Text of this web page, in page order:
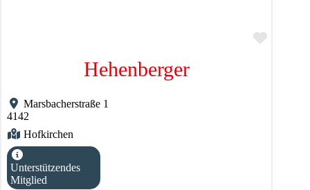
Favorit
Hehenberger
Marsbacherstraße 1
4142
Hofkirchen
Unterstützendes
Mitglied